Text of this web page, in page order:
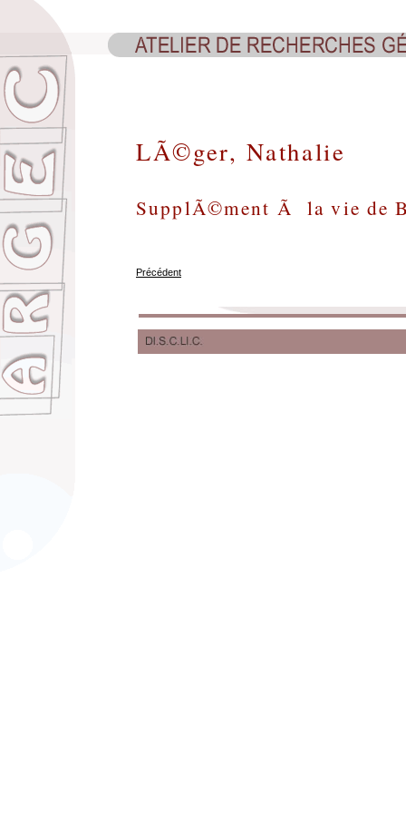
LÃ©ger, Nathalie
SupplÃ©ment Ã la vie de
Précédent